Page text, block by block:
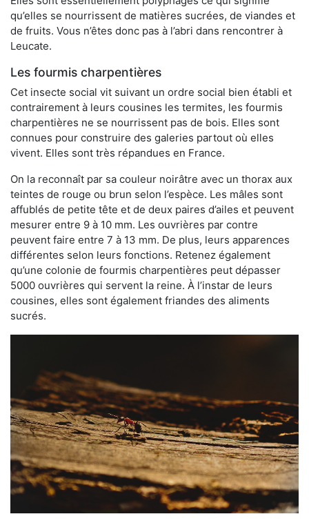
qu’elles se nourrissent de matières sucrées, de viandes et
de fruits. Vous n’êtes donc pas à l’abri dans rencontrer à
Leucate.
Les fourmis charpentières
Cet insecte social vit suivant un ordre social bien établi et
contrairement à leurs cousines les termites, les fourmis
charpentières ne se nourrissent pas de bois. Elles sont
connues pour construire des galeries partout où elles
vivent. Elles sont très répandues en France.
On la reconnaît par sa couleur noirâtre avec un thorax aux
teintes de rouge ou brun selon l’espèce. Les mâles sont
affublés de petite tête et de deux paires d’ailes et peuvent
mesurer entre 9 à 10 mm. Les ouvrières par contre
peuvent faire entre 7 à 13 mm. De plus, leurs apparences
différentes selon leurs fonctions. Retenez également
qu’une colonie de fourmis charpentières peut dépasser
5000 ouvrières qui servent la reine. À l’instar de leurs
cousines, elles sont également friandes des aliments
sucrés.